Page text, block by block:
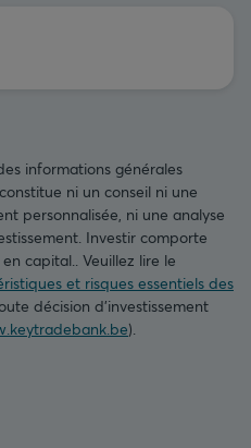
informations générales
ni un conseil ni une
personnalisée, ni une analyse
Investir comporte
capital.. Veuillez lire le
et risques essentiels des
décision d’investissement
).